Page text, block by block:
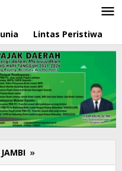
Lintas Peristiwa
»
DPRD